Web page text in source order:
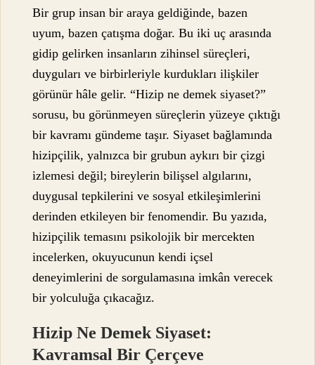
Bir grup insan bir araya geldiğinde, bazen
uyum, bazen çatışma doğar. Bu iki uç arasında
gidip gelirken insanların zihinsel süreçleri,
duyguları ve birbirleriyle kurdukları ilişkiler
görünür hâle gelir. “Hizip ne demek siyaset?”
sorusu, bu görünmeyen süreçlerin yüzeye çıktığı
bir kavramı gündeme taşır. Siyaset bağlamında
hizipçilik, yalnızca bir grubun aykırı bir çizgi
izlemesi değil; bireylerin bilişsel algılarını,
duygusal tepkilerini ve sosyal etkileşimlerini
derinden etkileyen bir fenomendir. Bu yazıda,
hizipçilik temasını psikolojik bir mercekten
incelerken, okuyucunun kendi içsel
deneyimlerini de sorgulamasına imkân verecek
bir yolculuğa çıkacağız.
Hizip Ne Demek Siyaset:
Kavramsal Bir Çerçeve